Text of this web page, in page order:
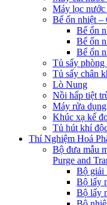
Máy lọc
Bể ổn nhiệt –
Bể ổn
Bể ổn
Bể ổn
Tủ sấy
Tủ sấy chân
Lò Nung
Nồi hấp tiệt
Máy rửa
Khúc xạ kế
Tủ hút khí
Thí Nghiệm Hoá
Bộ đưa mẫu
Purge and
Bộ giải
Bộ lấy
Bộ lấy